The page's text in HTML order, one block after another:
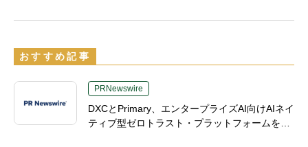
おすすめ記事
PRNewswire
DXCとPrimary、エンタープライズAI向けAIネイ
ティブ型ゼロトラスト・プラットフォームを提